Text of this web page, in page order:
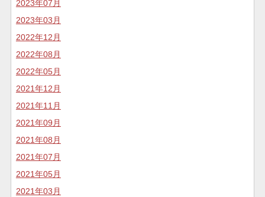
2023年07月
2023年03月
2022年12月
2022年08月
2022年05月
2021年12月
2021年11月
2021年09月
2021年08月
2021年07月
2021年05月
2021年03月